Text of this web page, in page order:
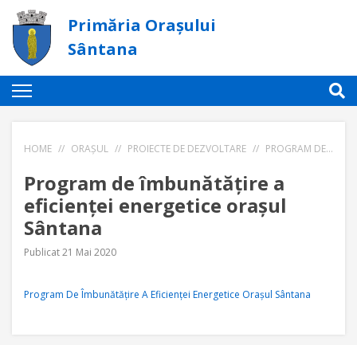
Primăria Orașului
Sântana
HOME // ORAȘUL // PROIECTE DE DEZVOLTARE // PROGRAM DE ÎMBUNĂTĂȚIRE A EFICIENȚEI ENERGETICE ORAȘUL SÂNTANA
Program de îmbunătățire a
eficienței energetice orașul
Sântana
Publicat 21 Mai 2020
Program De Îmbunătățire A Eficienței Energetice Orașul Sântana